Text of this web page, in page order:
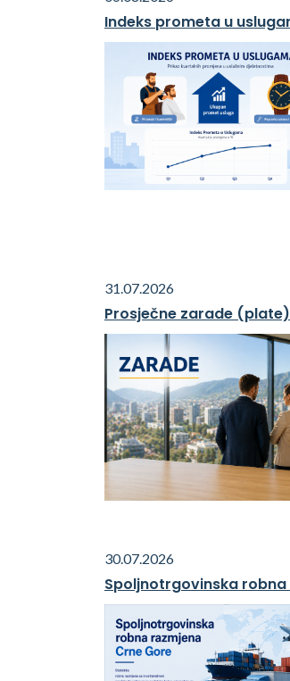
Indeks prometa u
31.07.2026
Prosječne zarade (plate)
30.07.2026
Spoljnotrgovinska